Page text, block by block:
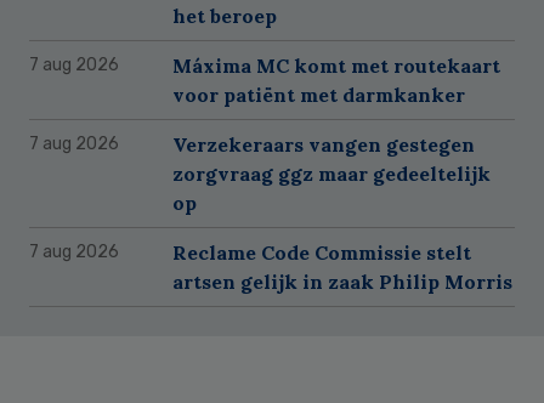
het beroep
7 aug 2026
Máxima MC komt met routekaart
voor patiënt met darmkanker
7 aug 2026
Verzekeraars vangen gestegen
zorgvraag ggz maar gedeeltelijk
op
7 aug 2026
Reclame Code Commissie stelt
artsen gelijk in zaak Philip Morris